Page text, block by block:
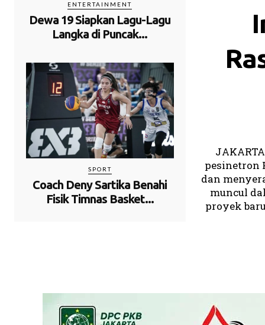
ENTERTAINMENT
Dewa 19 Siapkan Lagu-Lagu
Langka di Puncak...
SPORT
Coach Deny Sartika Benahi
Fisik Timnas Basket...
pesinetron
dan
muncul
proyek